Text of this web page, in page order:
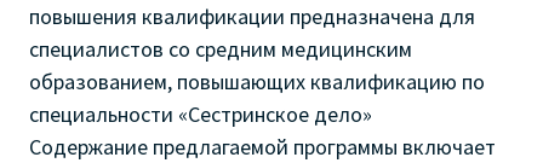
повышения квалификации предназначена для
специалистов со средним медицинским
образованием, повышающих квалификацию по
специальности «Сестринское дело»
Содержание предлагаемой программы включает